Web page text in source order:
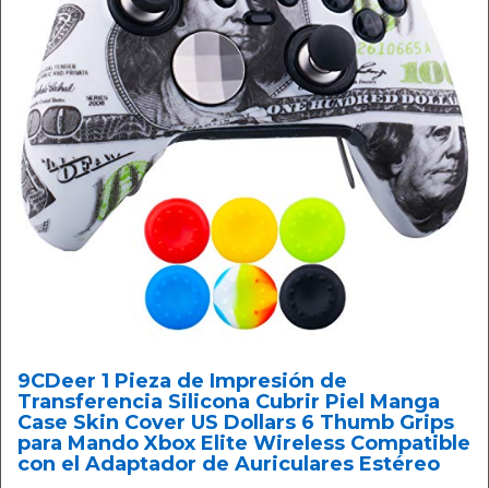
9CDeer 1 Pieza de Impresión de
Transferencia Silicona Cubrir Piel Manga
Case Skin Cover US Dollars 6 Thumb Grips
para Mando Xbox Elite Wireless Compatible
con el Adaptador de Auriculares Estéreo